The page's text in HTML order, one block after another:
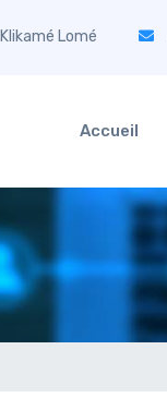
Lomé
Accueil